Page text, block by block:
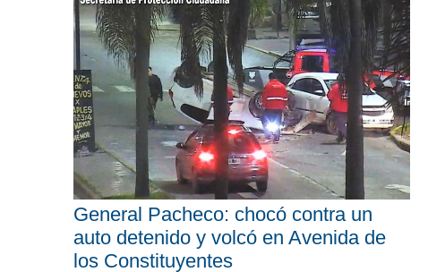
General Pacheco: chocó contra un
auto detenido y volcó en Avenida de
los Constituyentes